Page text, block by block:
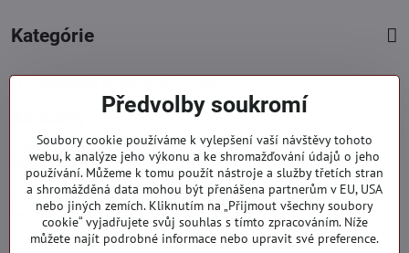
Kategórie
+421 919 060 751
Pondělí - Pátek : 09:00 - 15:00 hod.
info​@everlady​.eu
Non stop ( 24/7 )
Předvolby soukromí
Soubory cookie používáme k vylepšení vaší návštěvy tohoto
webu, k analýze jeho výkonu a ke shromažďování údajů o jeho
používání. Můžeme k tomu použít nástroje a služby třetích stran
a shromážděná data mohou být přenášena partnerům v EU, USA
nebo jiných zemích. Kliknutím na „Přijmout všechny soubory
cookie“ vyjadřujete svůj souhlas s tímto zpracováním. Níže
můžete najít podrobné informace nebo upravit své preference.